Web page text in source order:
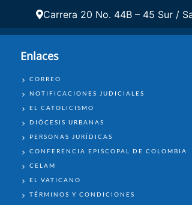
Carrera 20 No. 44B – 45 Sur /
Enlaces
ENLACES
CORREO
NOTIFICACIONES JUDICIALES
EL CATOLICISMO
DIÓCESIS URBANAS
PERSONAS JURÍDICAS
CONFERENCIA EPISCOPAL DE COLOMBIA
CELAM
EL VATICANO
TÉRMINOS Y CONDICIONES